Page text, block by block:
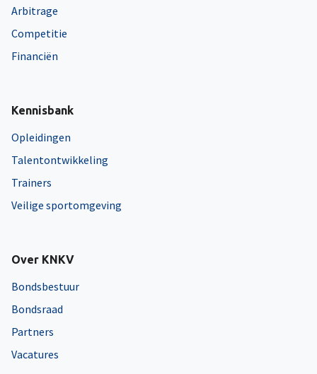
Arbitrage
Competitie
Financiën
Kennisbank
Opleidingen
Talentontwikkeling
Trainers
Veilige sportomgeving
Over KNKV
Bondsbestuur
Bondsraad
Partners
Vacatures